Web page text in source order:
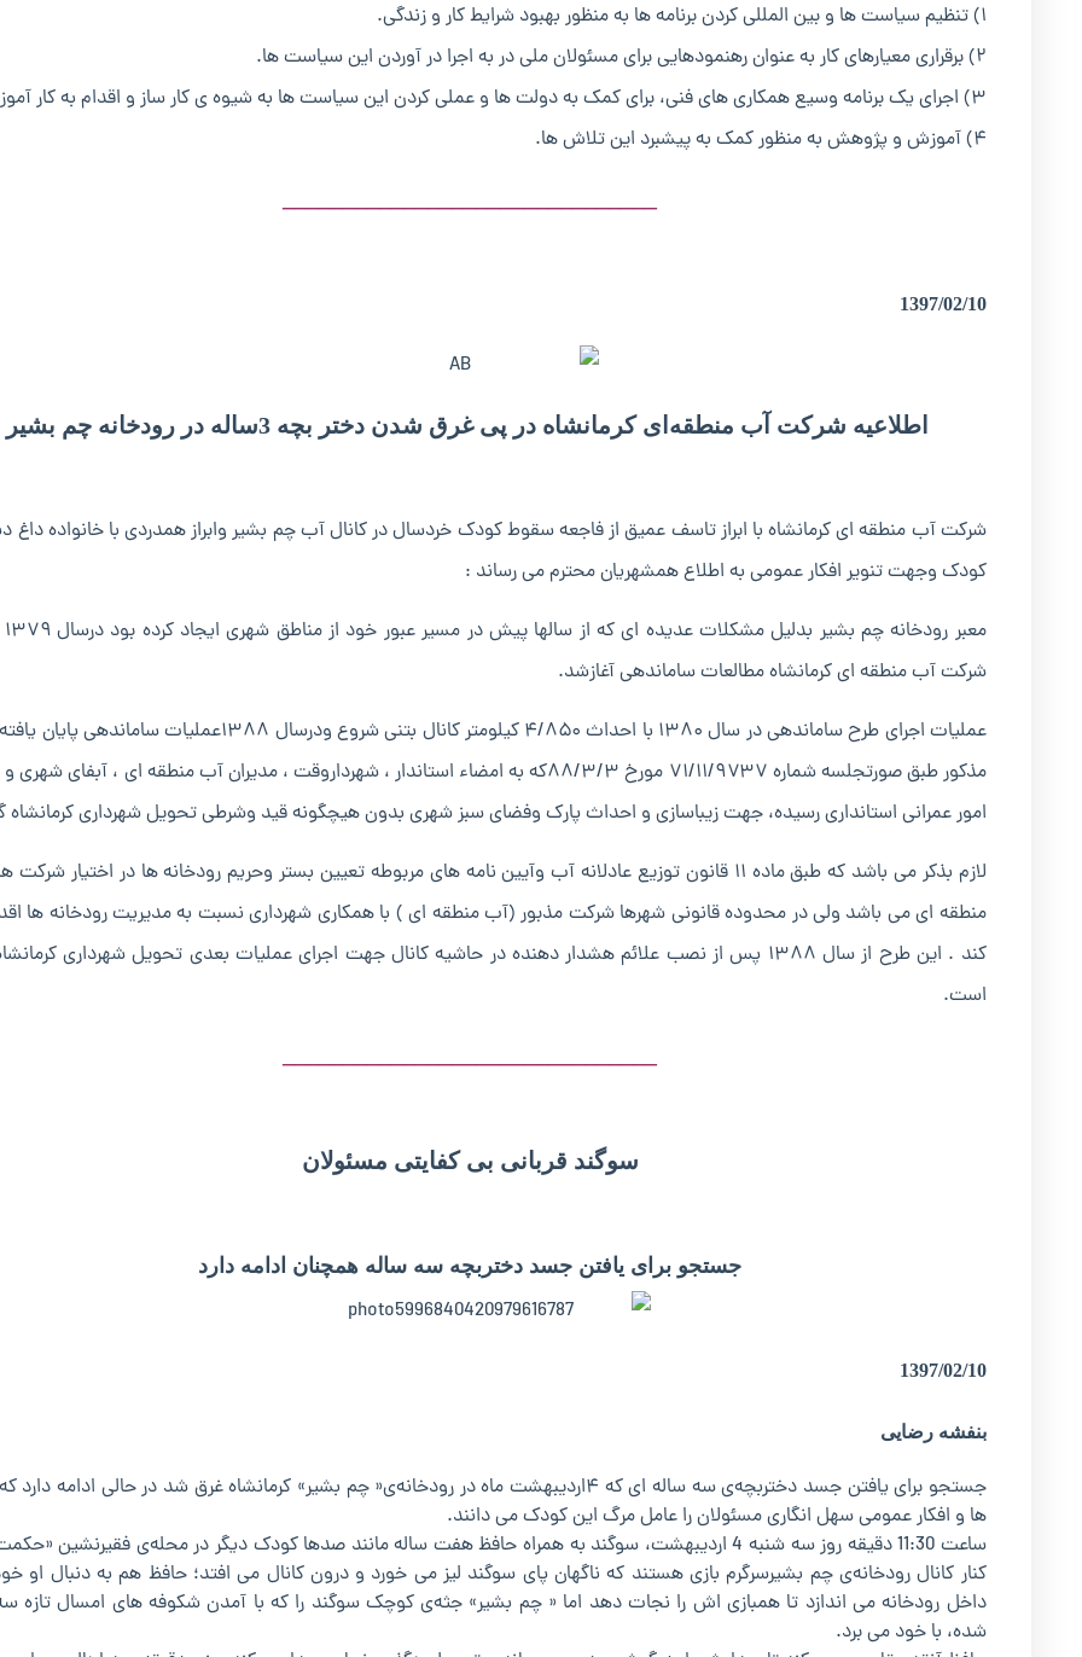
۱) تنظیم سیاست ها و بین المللی کردن برنامه ها به منظور بهبود شرایط کار و زندگی.
۲) برقراری معیارهای کار به عنوان رهنمودهایی برای مسئولان ملی در به اجرا در آوردن این سیاست ها.
۳) اجرای یک برنامه وسیع همکاری های فنی، برای کمک به دولت ها و عملی کردن این سیاست ها به شیوه ی کار ساز و اقدام به کار آموزی.
۴) آموزش و پژوهش به منظور کمک به پیشبرد این تلاش ها.
1397/02/10
اطلاعیه شرکت آب منطقه‌ای کرمانشاه در پی غرق شدن دختر بچه 3ساله در رودخانه چم بشیر
شرکت آب منطقه ای کرمانشاه با ابراز تاسف عمیق از فاجعه سقوط کودک خردسال در کانال آب چم بشیر وابراز همدردی با خانواده داغ
کودک وجهت تنویر افکار عمومی به اطلاع همشهریان محترم می رساند :
شرکت آب منطقه ای کرمانشاه مطالعات ساماندهی آغازشد.
عملیات اجرای طرح ساماندهی در سال ۱۳۸۰ با احداث ۴/۸۵۰ کیلومتر کانال بتنی شروع ودرسال ۱۳۸۸عملیات
مذکور طبق صورتجلسه شماره ۷۱/۱۱/۹۷۳۷ مورخ ۸۸/۳/۳که به امضاء استاندار ، شهرداروقت ، مدیران آب منطقه ای ، آبفای
امور عمرانی استانداری رسیده، جهت زیباسازی و احداث پارک وفضای سبز شهری بدون هیچگونه قید وشرطی تحویل شهرداری کرمانشاه
لازم بذکر می باشد که طبق ماده ۱۱ قانون توزیع عادلانه آب وآیین نامه های مربوطه تعیین بستر وحریم رودخانه ها در اختیار
منطقه ای می باشد ولی در محدوده قانونی شهرها شرکت مذبور (آب منطقه ای ) با همکاری شهرداری نسبت به مدیریت رودخانه ها
کند . این طرح از سال ۱۳۸۸ پس از نصب علائم هشدار دهنده در حاشیه کانال جهت اجرای عملیات بعدی تحویل شهرداری
است.
سوگند قربانی بی کفایتی مسئولان
جستجو برای یافتن جسد دختربچه سه ساله همچنان ادامه دارد
1397/02/10
بنفشه رضایی
جستجو برای یافتن جسد دختربچه‌ی سه ساله ای که ۴اردیبهشت ماه در رودخانه‌ی« چم بشیر» کرمانشاه غرق شد در حالی ادامه
ها و افکار عمومی سهل انگاری مسئولان را عامل مرگ این کودک می دانند.
ساعت 11:30 دقیقه روز سه شنبه 4 اردیبهشت، سوگند به همراه حافظ هفت ساله مانند صدها کودک دیگر در محله‌ی فقیرنشین
کنار کانال رودخانه‌ی چم بشیرسرگرم بازی هستند که ناگهان پای سوگند لیز می خورد و درون کانال می افتد؛ حافظ هم به دنبال او
داخل رودخانه می اندازد تا همبازی اش را نجات دهد اما « چم بشیر» جثه‌ی کوچک سوگند را که با آمدن شکوفه های امسال تازه
شده، با خود می برد.